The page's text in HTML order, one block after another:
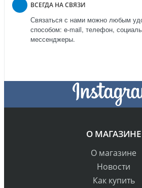
ВСЕГДА НА СВЯЗИ
Связаться с нами можно любым
способом: e-mail, телефон,
мессенджеры.
О МАГАЗИНЕ
О магазине
Новости
Как купить